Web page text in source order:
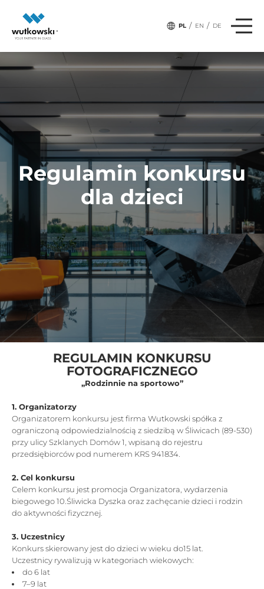
PL / EN / DE
Regulamin konkursu
dla dzieci
REGULAMIN KONKURSU
FOTOGRAFICZNEGO
„Rodzinnie na sportowo”
1. Organizatorzy
Organizatorem konkursu jest firma Wutkowski spółka z
ograniczoną odpowiedzialnością z siedzibą w Śliwicach (89-530)
przy ulicy Szklanych Domów 1, wpisaną do rejestru
przedsiębiorców pod numerem KRS 941834.
2. Cel konkursu
Celem konkursu jest promocja Organizatora, wydarzenia
biegowego 10.Śliwicka Dyszka oraz zachęcanie dzieci i rodzin
do aktywności fizycznej.
3. Uczestnicy
Konkurs skierowany jest do dzieci w wieku do15 lat.
Uczestnicy rywalizują w kategoriach wiekowych:
do 6 lat
7–9 lat